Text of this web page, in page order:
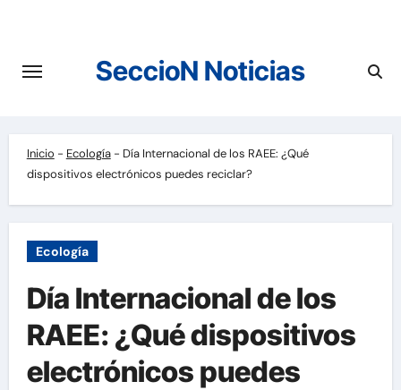
contenido
SeccioN Noticias
Inicio - Ecología- Día Internacional de los RAEE: ¿Qué
dispositivos electrónicos puedes reciclar?
Ecología
Día Internacional de los
RAEE: ¿Qué dispositivos
electrónicos puedes